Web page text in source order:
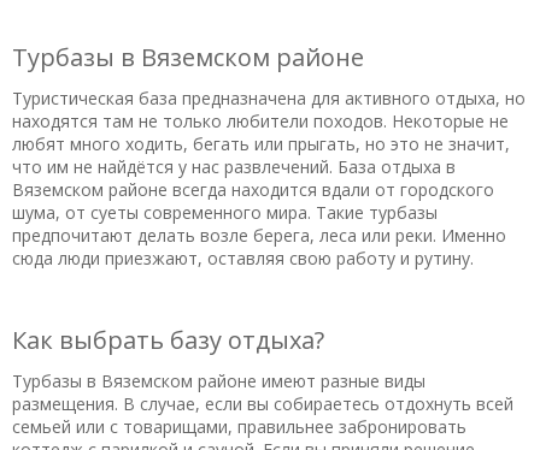
Турбазы в Вяземском районе
Туристическая база предназначена для активного отдыха, но
находятся там не только любители походов. Некоторые не
любят много ходить, бегать или прыгать, но это не значит,
что им не найдётся у нас развлечений. База отдыха в
Вяземском районе всегда находится вдали от городского
шума, от суеты современного мира. Такие турбазы
предпочитают делать возле берега, леса или реки. Именно
сюда люди приезжают, оставляя свою работу и рутину.
Как выбрать базу отдыха?
Турбазы в Вяземском районе имеют разные виды
размещения. В случае, если вы собираетесь отдохнуть всей
семьей или с товарищами, правильнее забронировать